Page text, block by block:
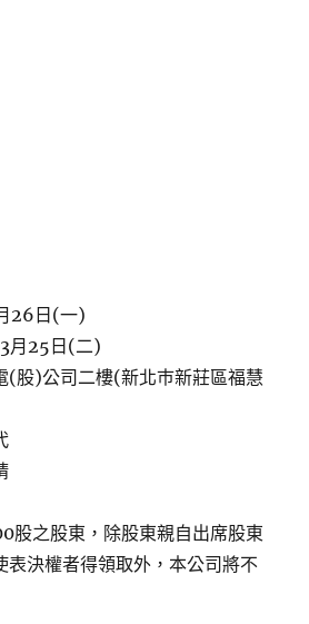
26日(一)
月25日(二)
(股)公司二樓(新北巿新莊區福慧
股之股東，除股東親自出席股東
表決權者得領取外，本公司將不